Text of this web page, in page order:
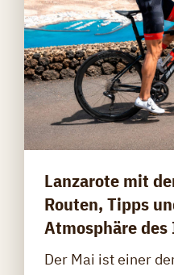
Lanzarote mit
Routen, Tipps
Atmosphäre des
Der Mai ist einer